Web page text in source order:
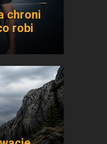
chroni
robi